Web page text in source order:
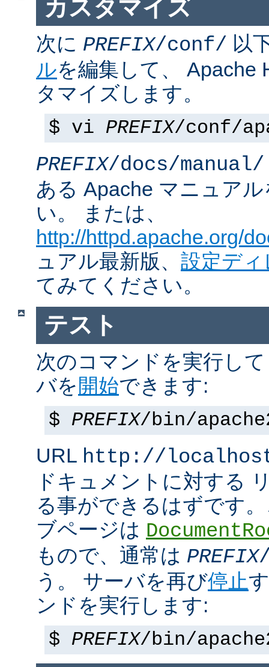
カスタマイズ
次に PREFIX/conf/ 以
ルを編集して、 Apache
タマイズします。
$ vi PREFIX/conf/
PREFIX/docs/manual/
ある Apache マニュア
い。 または、
http://httpd.apache.org/
ュアル最新版、 設定デ
てみてください。
テスト
次のコマンドを実行し
バを 開始できます:
$ PREFIX/bin/
URL http://
ドキュメントに対する
る事ができるはずです
ブページは
もので、通常は PREFIX
う。 サーバを再び停止
ンドを実行します:
$ PREFIX/bin/